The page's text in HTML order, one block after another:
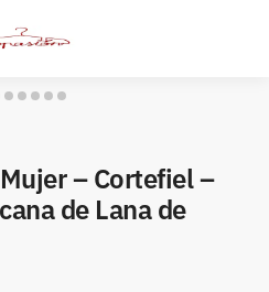
– Cortefiel –
de Lana de